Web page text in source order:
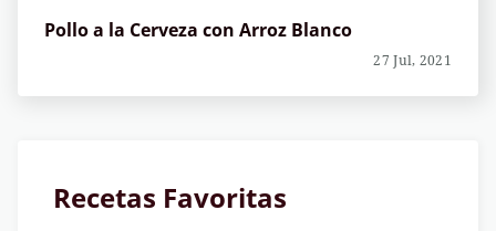
Pollo a la Cerveza con Arroz Blanco
27 Jul, 2021
Recetas Favoritas